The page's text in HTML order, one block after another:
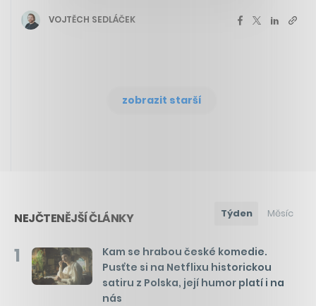
VOJTĚCH SEDLÁČEK
zobrazit starší
NEJČTENĚJŠÍ ČLÁNKY Týden Měsíc
1
Kam se hrabou české komedie.
Pusťte si na Netflixu historickou
satiru z Polska, její humor platí i na
nás